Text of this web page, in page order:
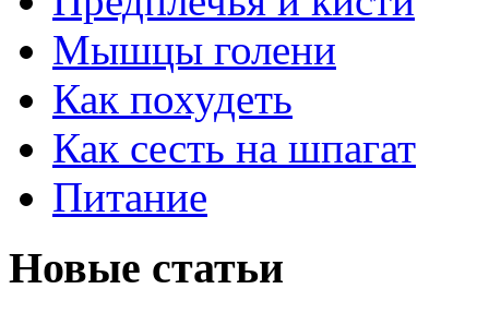
Мышцы голени
Как похудеть
Как сесть на шпагат
Питание
Новые статьи